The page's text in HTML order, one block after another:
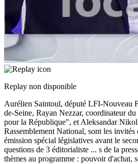
Replay non disponible
Aurélien Saintoul, député LFI-Nouveau
de-Seine, Rayan Nezzar, coordinateur
pour la République", et Aleksandar
Rassemblement National, sont les
émission spécial législatives avant le
questions de 3 éditorialiste ... s de la
thèmes au programme : pouvoir d'achat,